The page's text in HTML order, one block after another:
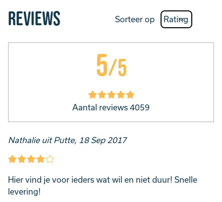
Reviews Sorteer op
5/5
Aantal reviews 4059
Nathalie uit Putte, 18 Sep 2017
Hier vind je voor ieders wat wil en niet duur! Snelle
levering!